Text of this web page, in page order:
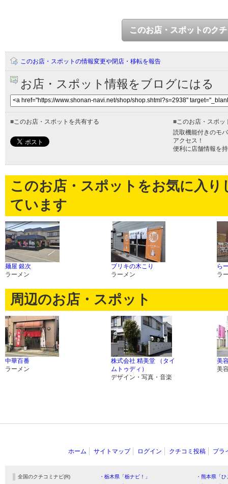
このお店・スポットのク
このお店・スポットの情報変更や閉店・移転を報告
お店・スポット情報をブログにはる
■ このお店・スポットを共有する ■ このお店・スポ
読取機能付きのモ
アクセス！
便利に店舗情報を
このお店・スポットをお気に入
ています
麺屋 銀次
ラーメン
ブリキの木こり
ラーメン
ら
ラ
周辺のお店・スポット
中華百番
ラーメン
株式会社 精美堂 （タイ
ムトゥディ）
デザイン・写真・音楽
美
美
ホーム サイトマップ ログイン クチコミ投稿 プラ
全国のクチコミナビ(R) ・栃木県「栃ナビ！」
・熊本県「